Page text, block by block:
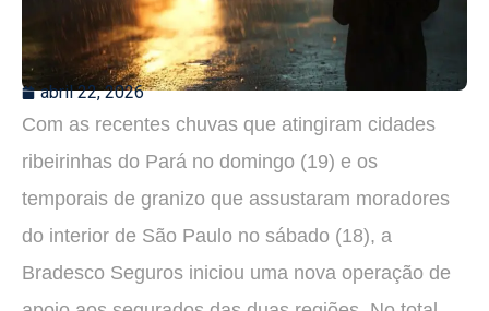
abril 22, 2026
Com as recentes chuvas que atingiram cidades
ribeirinhas do Pará no domingo (19) e os
temporais de granizo que assustaram moradores
do interior de São Paulo no sábado (18), a
Bradesco Seguros iniciou uma nova operação de